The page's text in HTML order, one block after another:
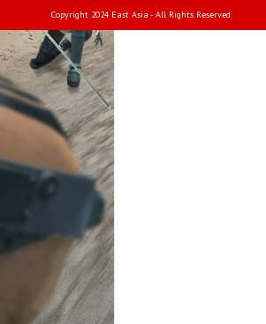
Copyright 2024 East Asia - All Rights Reserved